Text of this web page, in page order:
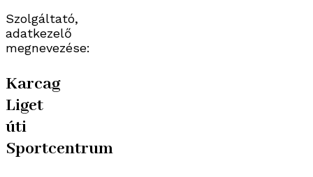
Szolgáltató,
adatkezelő
megnevezése:
Karcag
Liget
úti
Sportcentrum